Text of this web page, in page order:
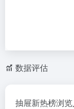
数据评估
抽屉新热榜浏